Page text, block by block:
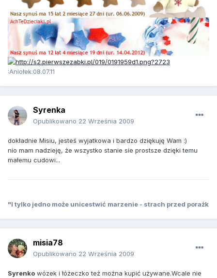
:Aniołek:08.07.11
Syrenka
Opublikowano 22 Września 2009
dokładnie Misiu, jesteś wyjatkowa i bardzo dziękuję Wam :)
nio mam nadzieję, że wszystko stanie sie prostsze dzięki temu
małemu cudowi...
"I tylko jedno może unicestwić marzenie - strach przed porażk
misia78
Opublikowano 22 Września 2009
Syrenko wózek i łóżeczko też można kupić używane.Wcale nie